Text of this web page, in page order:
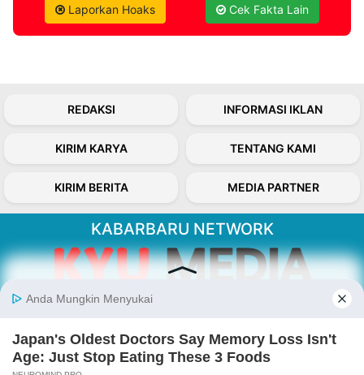
Laporkan Hoaks Cek Fakta Lain
REDAKSI INFORMASI IKLAN
KIRIM KARYA TENTANG KAMI
KIRIM BERITA MEDIA PARTNER
KABARBARU NETWORK
Kabarbaru.co menyajikan berita aktual dan
inspiratif dari sudut pandang berbaik sangka